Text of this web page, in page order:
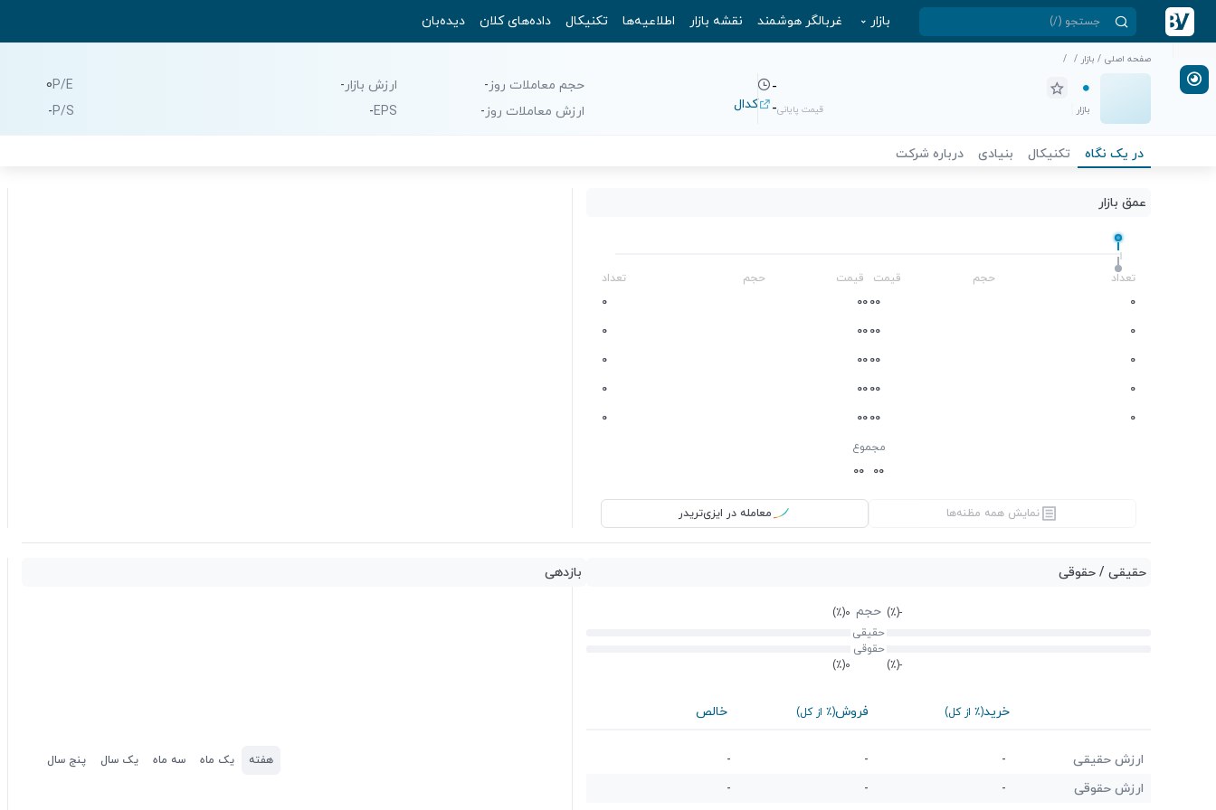
بازار غربالگر هوشمند نقشه بازار اطلاعیه‌ها تکنیکال داده‌های کلان دیده‌بان
صفحه اصلی / بازار /
/
-
بازار قیمت پایانی- کدال
حجم معاملات روز-
ارزش معاملات روز-
ارزش بازار-
EPS
-
P/E
0
P/S
-
در یک نگاه تکنیکال بنیادی درباره شرکت
عمق بازار
-
تعداد حجم قیمت قیمت حجم
تعداد
0
0
0
0
0
0
0
0
0
0
0
0
0
0
0
0
0
0
0
0
0
0
0
0
0
0
0
0
0
0
مجموع
0
0
0
0
نمایش همه مظنه‌ها معامله در ایزی‌تریدر
حقیقی / حقوقی
-(٪) حجم 0(٪)
حقیقی
حقوقی
-(٪) 0(٪)
خرید(٪ از کل) فروش(٪ از کل) خالص
ارزش حقیقی -
-
-
ارزش حقوقی
-
-
-
بازدهی
هفته یک ماه سه ماه یک سال پنج سال